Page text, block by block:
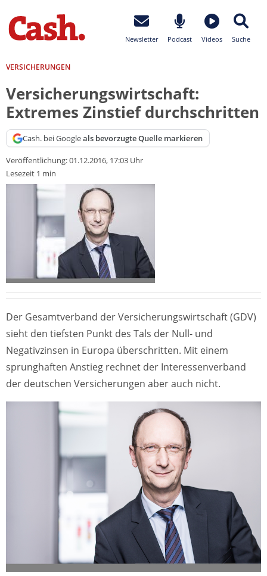
Newsletter Podcast Videos Suche
VERSICHERUNGEN
Versicherungswirtschaft:
Extremes Zinstief durchschritten
Cash. bei Googleals bevorzugte Quelle markieren
Veröffentlichung:01.12.2016, 17:03 Uhr
Lesezeit 1 min
Der Gesamtverband der Versicherungswirtschaft (GDV)
sieht den tiefsten Punkt des Tals der Null- und
Negativzinsen in Europa überschritten. Mit einem
sprunghaften Anstieg rechnet der Interessenverband
der deutschen Versicherungen aber auch nicht.